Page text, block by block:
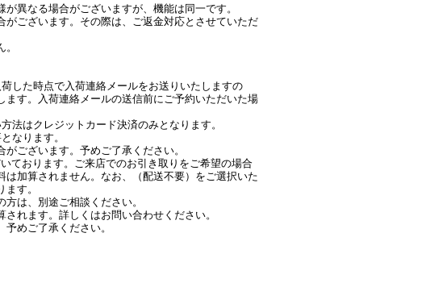
異なる場合がございますが、機能は同一です。
がございます。その際は、ご返金対応とさせていただ
した時点で入荷連絡メールをお送りいたしますの
す。入荷連絡メールの送信前にご予約いただいた場
法はクレジットカード決済のみとなります。
なります。
ございます。予めご了承ください。
ております。ご来店でのお引き取りをご希望の場合
加算されません。なお、（配送不要）をご選択いた
す。
は、別途ご相談ください。
れます。詳しくはお問い合わせください。
めご了承ください。